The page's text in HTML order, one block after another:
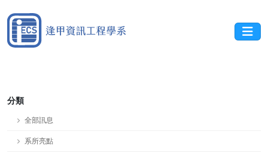
分類
全部訊息
系所亮點